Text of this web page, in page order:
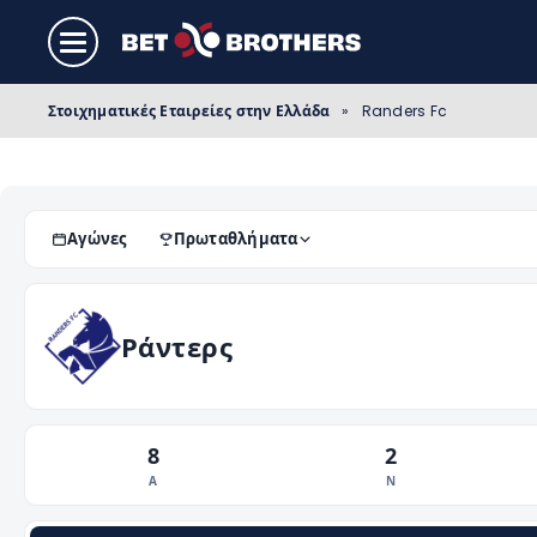
Στοιχηματικές Εταιρείες στην Ελλάδα » Randers Fc
Αγώνες Πρωταθλήματα
Ράντερς
8
Α
2
Ν